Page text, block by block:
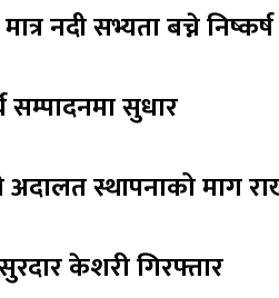
नदी सभ्यता बच्ने निष्कर्ष
सम्पादनमा सुधार
अदालत स्थापनाको माग
केशरी गिरफ्तार